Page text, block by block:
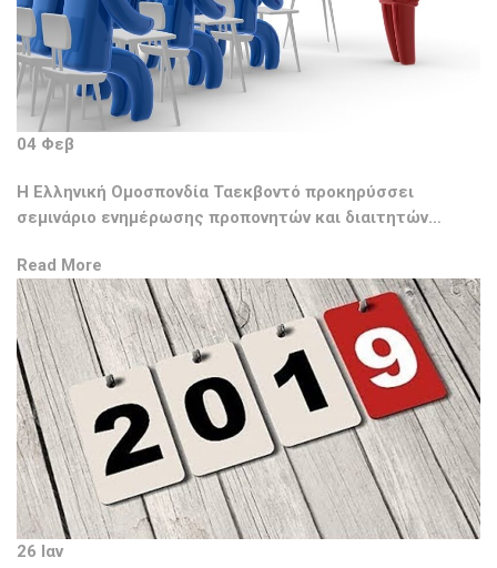
04 Φεβ
Η Ελληνική Ομοσπονδία Ταεκβοντό προκηρύσσει
σεμινάριο ενημέρωσης προπονητών και διαιτητών…
Read More
26 Ιαν